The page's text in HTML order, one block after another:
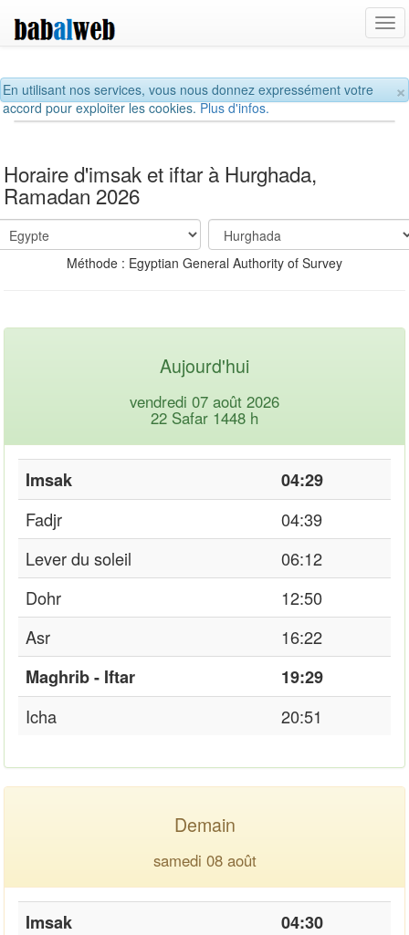
×
En utilisant nos services, vous nous donnez expressément votre
accord pour exploiter les cookies.Plus d'infos.
Horaire d'imsak et iftar à Hurghada,
Ramadan 2026
Méthode : Egyptian General Authority of Survey
Aujourd'hui
vendredi 07 août 2026
22 Safar 1448 h
Imsak
04:29
Fadjr
04:39
Lever du soleil
06:12
Dohr
12:50
Asr
16:22
Maghrib - Iftar
19:29
Icha
20:51
Demain
samedi 08 août
Imsak
04:30